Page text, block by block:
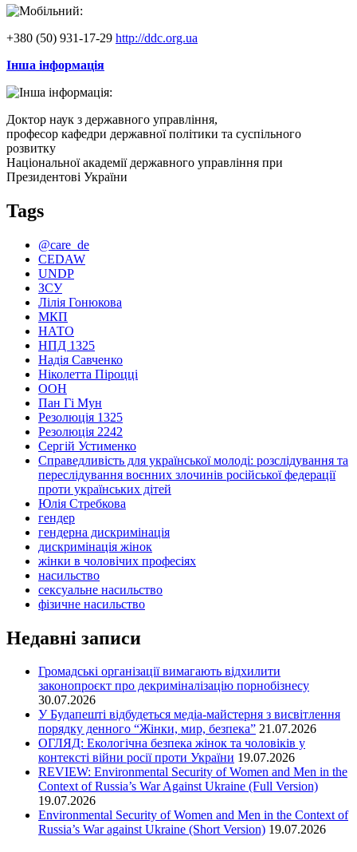
+380 (50) 931-17-29 http://ddc.org.ua
Інша інформація
Доктор наук з державного управління,
професор кафедри державної політики та суспільного
розвитку
Національної академії державного управління при
Президентові України
Tags
@care_de
CEDAW
UNDP
ЗСУ
Лілія Гонюкова
МКП
НАТО
НПД 1325
Надія Савченко
Ніколетта Піроцці
ООН
Пан Гі Мун
Резолюція 1325
Резолюція 2242
Сергій Устименко
Справедливість для української молоді: розслідування та
переслідування воєнних злочинів російської федерації
проти українських дітей
Юлія Стребкова
гендер
гендерна дискримінація
дискримінація жінок
жінки в чоловічих професіях
насильство
сексуальне насильство
фізичне насильство
Недавні записи
Громадські організації вимагають відхилити
законопроєкт про декриміналізацію порнобізнесу
30.07.2026
У Будапешті відбудеться медіа-майстерня з висвітлення
порядку денного “Жінки, мир, безпека” 21.07.2026
ОГЛЯД: Екологічна безпека жінок та чоловіків у
контексті війни росії проти України 19.07.2026
REVIEW: Environmental Security of Women and Men in the
Context of Russia’s War Against Ukraine (Full Version)
19.07.2026
Environmental Security of Women and Men in the Context of
Russia’s War against Ukraine (Short Version) 19.07.2026